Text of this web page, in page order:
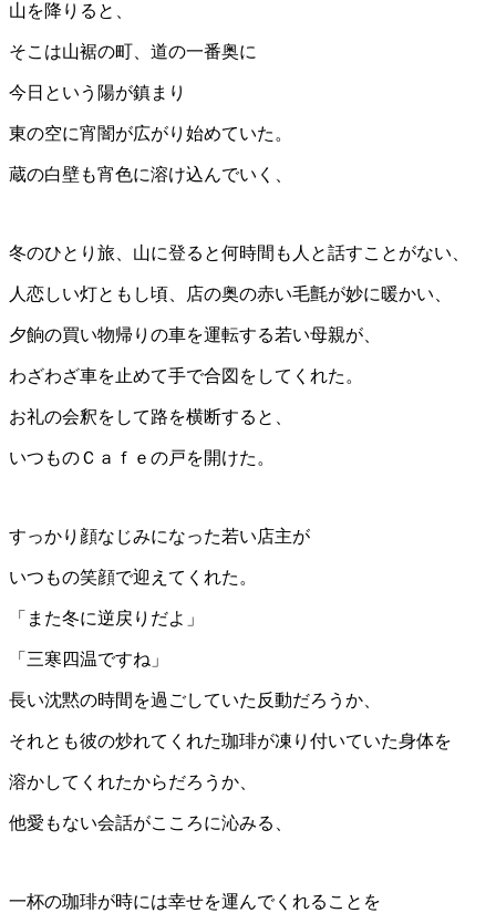
山を降りると、
そこは山裾の町、道の一番奥に
今日という陽が鎮まり
東の空に宵闇が広がり始めていた。
蔵の白壁も宵色に溶け込んでいく、
冬のひとり旅、山に登ると何時間も人と話すことがない、
人恋しい灯ともし頃、店の奥の赤い毛氈が妙に暖かい、
夕餉の買い物帰りの車を運転する若い母親が、
わざわざ車を止めて手で合図をしてくれた。
お礼の会釈をして路を横断すると、
いつものＣａｆｅの戸を開けた。
すっかり顔なじみになった若い店主が
いつもの笑顔で迎えてくれた。
「また冬に逆戻りだよ」
「三寒四温ですね」
長い沈黙の時間を過ごしていた反動だろうか、
それとも彼の炒れてくれた珈琲が凍り付いていた身体を
溶かしてくれたからだろうか、
他愛もない会話がこころに沁みる、
一杯の珈琲が時には幸せを運んでくれることを